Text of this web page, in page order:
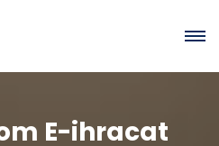
E-ihracat